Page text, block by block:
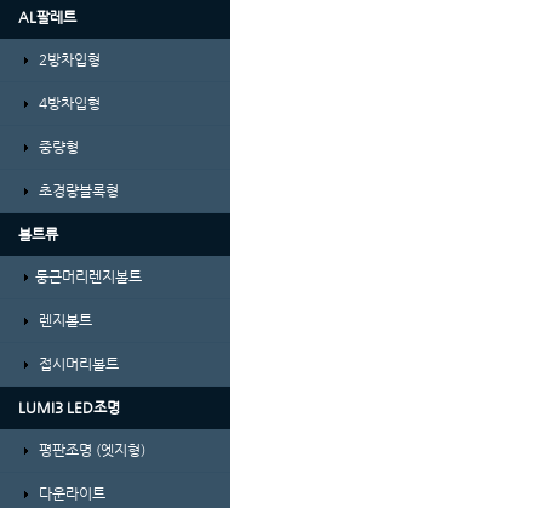
AL팔레트
2방차입형
4방차입형
중량형
초경량블록형
볼트류
둥근머리렌지볼트
렌지볼트
접시머리볼트
LUMI3 LED조명
평판조명 (엣지형)
다운라이트